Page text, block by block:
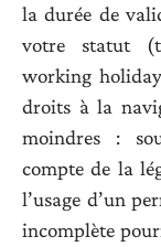
la durée de
votre statut
working
droits à la
moindres :
compte de la
l’usage d’un
incomplète